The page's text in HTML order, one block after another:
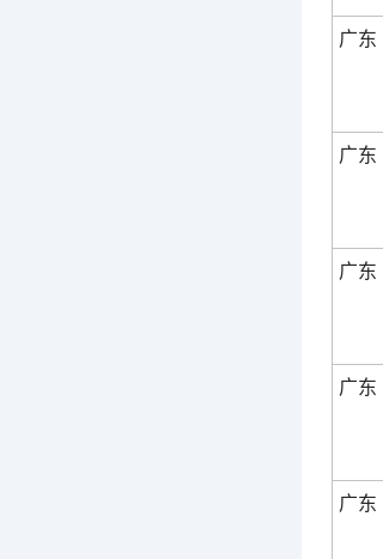
广东
广东
广东
广东
广东